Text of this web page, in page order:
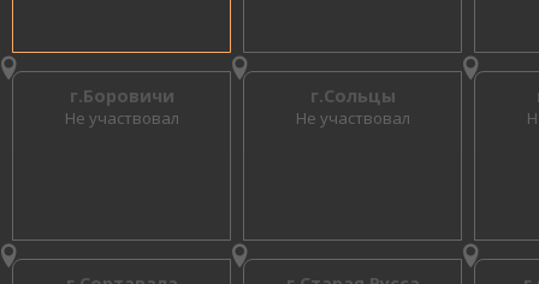
г.Боровичи
Не участвовал
г.Сольцы
Не участвовал